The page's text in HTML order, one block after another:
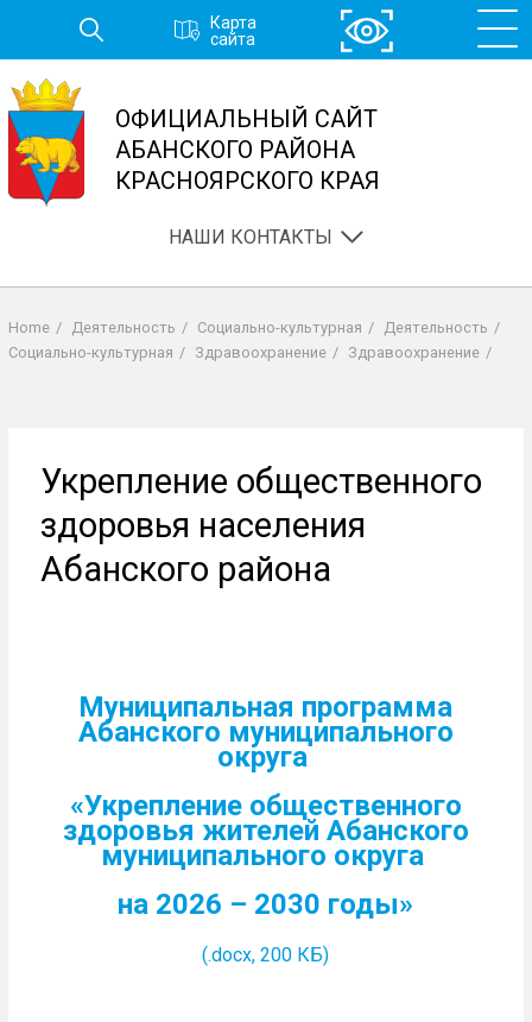
основному
содержанию
Карта
сайта
ОФИЦИАЛЬНЫЙ САЙТ
АБАНСКОГО РАЙОНА
КРАСНОЯРСКОГО КРАЯ
НАШИ КОНТАКТЫ
Строка
Home / Деятельность / Социально-культурная / Деятельность /
Социально-культурная / Здравоохранение / Здравоохранение /
Укрепление общественного
здоровья населения
Абанского района
Муниципальная программа
Абанского муниципального
округа
«Укрепление общественного
здоровья жителей Абанского
муниципального округа
на 2026 – 2030 годы»
(.docx, 200 КБ)